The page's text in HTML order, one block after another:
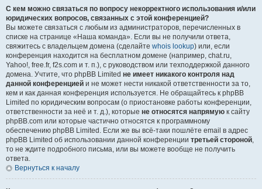
С кем можно связаться по вопросу некорректного использования и/или
юридических вопросов, связанных с этой конференцией?
Вы можете связаться с любым из администраторов, перечисленных в
списке на странице «Наша команда». Если вы не получили ответа,
свяжитесь с владельцем домена (сделайте whois lookup) или, если
конференция находится на бесплатном домене (например, chat.ru,
Yahoo!, free.fr, f2s.com и т. п.), с руководством или техподдержкой данного
домена. Учтите, что phpBB Limited не имеет никакого контроля над
данной конференцией и не может нести никакой ответственности за то,
кем и как данная конференция используется. Не обращайтесь к phpBB
Limited по юридическим вопросам (о приостановке работы конференции,
ответственности за неё и т. д.), которые не относятся напрямую к сайту
phpBB.com или которые частично относятся к программному
обеспечению phpBB Limited. Если же вы всё-таки пошлёте email в адрес
phpBB Limited об использовании данной конференции третьей стороной,
то не ждите подробного письма, или вы можете вообще не получить
ответа.
Вернуться к началу